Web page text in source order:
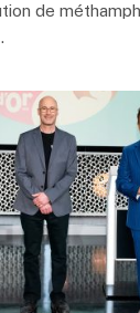
de